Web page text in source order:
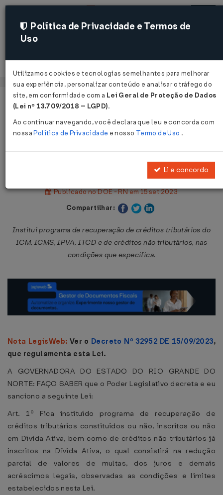
Acessar
Página Inicial
Legislações
Lei Nº 11546 DE 14/09/2023
Publicado no DOE - RN em 15 set 2023
Compartilhar:
Institui programa de recuperação de créditos tributários do
ICM, ICMS, IPVA, ITCD e de créditos não tributários, nas
condições que especifica.
Nota LegisWeb: Ver o Decreto Nº 32952 DE 15/09/2023,
que regulamenta esta Lei.
A GOVERNADORA DO ESTADO DO RIO GRANDE DO
NORTE: FAÇO SABER que o Poder Legislativo decreta e eu
sanciono a seguinte Lei:
Art. 1º Fica instituído programa de recuperação de
créditos tributários constituídos ou não, inscritos ou não
em Dívida Ativa, bem como de créditos não tributários já
inscritos na Dívida Ativa, o qual consistirá na redução
parcial de valores de multas, dos juros e demais
acréscimos legais, observadas as condições e limites
estabelecidos nesta Lei.
Política de Privacidade e Termos de
Uso
Utilizamos cookies e tecnologias semelhantes para melhorar
sua experiência, personalizar conteúdo e analisar o tráfego do
site, em conformidade com a Lei Geral de Proteção de Dados
(Lei nº 13.709/2018 – LGPD).
Ao continuar navegando, você declara que leu e concorda com
nossaPolítica de Privacidade e nosso Termo de Uso .
Li e concordo